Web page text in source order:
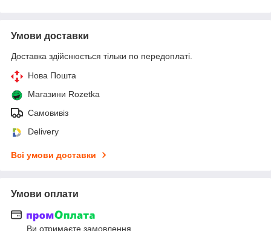
Умови доставки
Доставка здійснюється тільки по передоплаті.
Нова Пошта
Магазини Rozetka
Самовивіз
Delivery
Всі умови доставки
Умови оплати
Ви отримаєте замовлення